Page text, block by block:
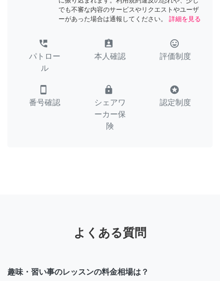
でも不審な内容のサービスやリクエストやユーザ
ーがあった場合は通報してください。
詳細を見る
perm_phone_msg
パトロー
ル
assignment_ind
本人確認
tag_faces
評価制度
smartphone
番号確認
lock
シェアワ
ーカー保
険
stars
認定制度
よくある質問
趣味・習い事のレッスンの料金相場は？